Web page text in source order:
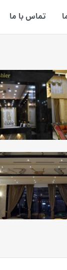
تماس با ما